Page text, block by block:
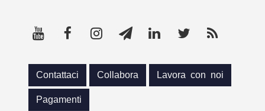
Contattaci Collabora Lavora con noi
Pagamenti